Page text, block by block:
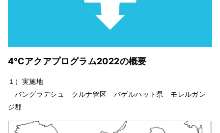
4℃アクアプログラム2022の概要
１）実施地
バングラデシュ クルナ管区 バゲルハット県 モレルガン
ジ郡